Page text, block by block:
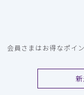
会員さまはお得なポイ